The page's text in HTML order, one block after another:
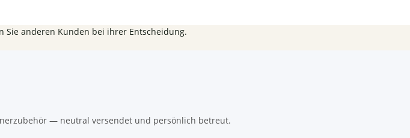
Sie anderen Kunden bei ihrer Entscheidung.
— neutral versendet und persönlich betreut.